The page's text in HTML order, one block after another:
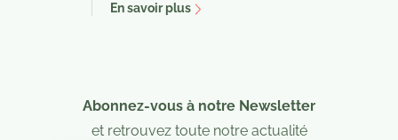
En savoir plus
Abonnez-vous à notre Newsletter
et retrouvez toute notre actualité